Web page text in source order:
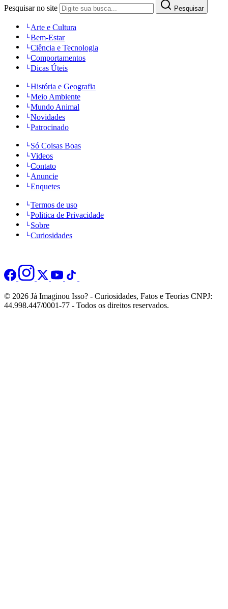
Pesquisar no site Pesquisar
Arte e Cultura
Bem-Estar
Ciência e Tecnologia
Comportamentos
Dicas Úteis
História e Geografia
Meio Ambiente
Mundo Animal
Novidades
Patrocinado
Só Coisas Boas
Videos
Contato
Anuncie
Enquetes
Termos de uso
Politica de Privacidade
Sobre
Curiosidades
© 2026 Já Imaginou Isso? - Curiosidades, Fatos e Teorias CNPJ:
44.998.447/0001-77 - Todos os direitos reservados.